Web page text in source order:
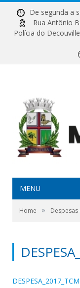
De segunda a
Rua Antônio
Polícia do
MENU
Home » Despesas
DESPESA_2017_TCM